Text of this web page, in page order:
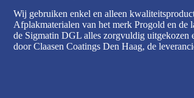
Wij gebruiken enkel en alleen
Afplakmaterialen van het merk Progold en de
de Sigmatin DGL alles zorgvuldig uitgekozen
door Claasen Coatings Den Haag, de